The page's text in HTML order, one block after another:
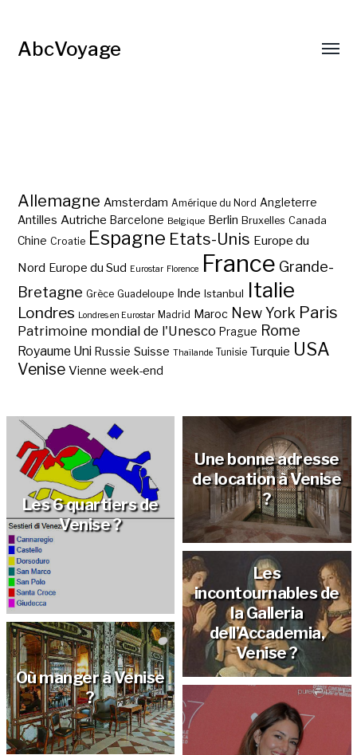
AbcVoyage
Allemagne Amsterdam Amérique du Nord Angleterre
Antilles Autriche Barcelone Belgique Berlin Bruxelles Canada
Chine Croatie Espagne Etats-Unis Europe du
Nord Europe du Sud Eurostar Florence France Grande-
Bretagne Grèce Guadeloupe Inde Istanbul Italie
Londres Londres en Eurostar Madrid Maroc New York Paris
Patrimoine mondial de l'Unesco Prague Rome
Royaume Uni Russie Suisse Thaïlande Tunisie Turquie USA
Venise Vienne week-end
Musée Maillol,
derniers jours
Bonnes adresses ?
Les 6 quartiers de
Venise ?
Une bonne adresse
de location à Venise
?
Les
incontournables de
la Galleria
dell’Accademia,
Venise ?
Où manger à Venise
?